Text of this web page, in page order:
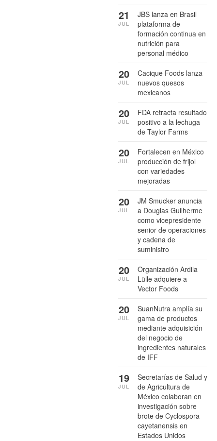
JBS lanza en Brasil
plataforma de
formación continua en
nutrición para
personal médico
21
JUL
Cacique Foods lanza
nuevos quesos
mexicanos
20
JUL
FDA retracta resultado
positivo a la lechuga
de Taylor Farms
20
JUL
Fortalecen en México
producción de frijol
con variedades
mejoradas
20
JUL
JM Smucker anuncia
a Douglas Guilherme
como vicepresidente
senior de operaciones
y cadena de
suministro
20
JUL
Organización Ardila
Lülle adquiere a
Vector Foods
20
JUL
SuanNutra amplía su
gama de productos
mediante adquisición
del negocio de
ingredientes naturales
de IFF
20
JUL
Secretarías de Salud y
de Agricultura de
México colaboran en
investigación sobre
brote de Cyclospora
cayetanensis en
Estados Unidos
19
JUL